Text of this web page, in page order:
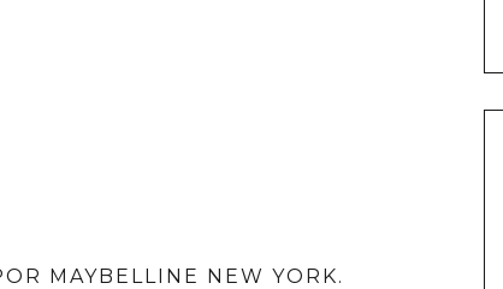
MAYBELLINE NEW YORK.